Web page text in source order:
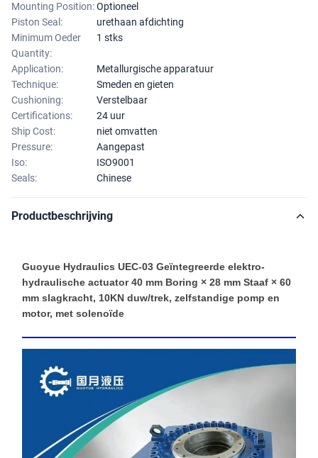
Mounting Position:Optioneel
Piston Seal:
urethaan afdichting
Minimum Oeder
Quantity:
1 stks
Application:
Metallurgische apparatuur
Technique:
Smeden en gieten
Cushioning:
Verstelbaar
Certifications:
24 uur
Ship Cost:
niet omvatten
Pressure:
Aangepast
Iso:
ISO9001
Seals:
Chinese
Productbeschrijving
Guoyue Hydraulics UEC-03 Geïntegreerde elektro-
hydraulische actuator 40 mm Boring × 28 mm Staaf × 60
mm slagkracht, 10KN duw/trek, zelfstandige pomp en
motor, met solenoïde